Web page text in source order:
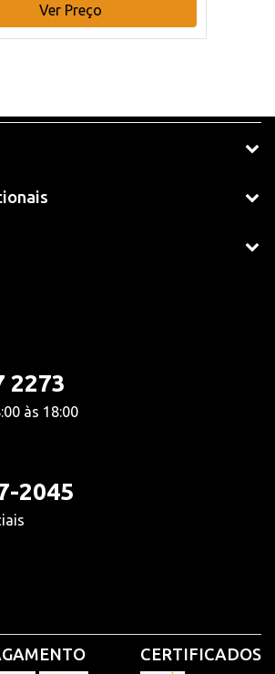
Ver Preço
2273
às 18:00
2045
CERTIFICADOS